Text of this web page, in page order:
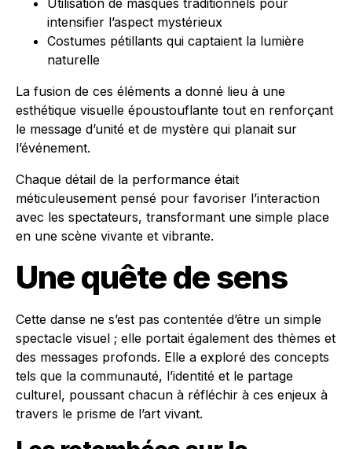
Utilisation de masques traditionnels pour
intensifier l’aspect mystérieux
Costumes pétillants qui captaient la lumière
naturelle
La fusion de ces éléments a donné lieu à une
esthétique visuelle époustouflante tout en renforçant
le message d’unité et de mystère qui planait sur
l’événement.
Chaque détail de la performance était
méticuleusement pensé pour favoriser l’interaction
avec les spectateurs, transformant une simple place
en une scène vivante et vibrante.
Une quête de sens
Cette danse ne s’est pas contentée d’être un simple
spectacle visuel ; elle portait également des thèmes et
des messages profonds. Elle a exploré des concepts
tels que la communauté, l’identité et le partage
culturel, poussant chacun à réfléchir à ces enjeux à
travers le prisme de l’art vivant.